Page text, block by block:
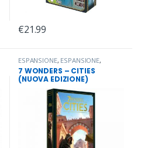
€21.99
ESPANSIONE, ESPANSIONE,
ESPANSIONE,ESPANSIONE
ESPANSIONE,ESPANSIONE
GIOCHI DA TAVOLO, ESPANSIONE
ESPANSIONE
7 WONDERS – CITIES
(NUOVA EDIZIONE)